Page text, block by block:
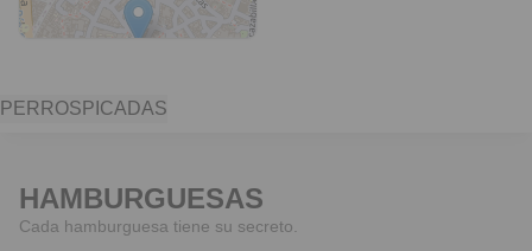
PERROS PICADAS
HAMBURGUESAS
Cada hamburguesa tiene su secreto.